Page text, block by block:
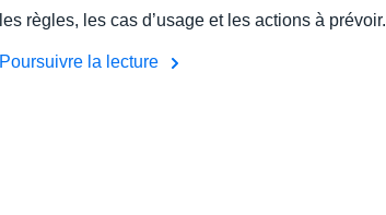
les règles, les cas d’usage et les actions à prévoir.
Poursuivre la lecture